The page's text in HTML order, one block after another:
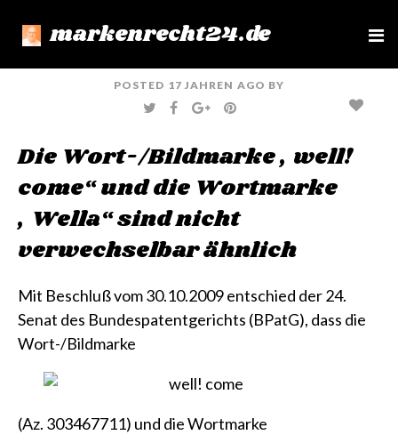
markenrecht24.de
e
POSTED 17 JAHREN AGO BY
T
W
T
E
F
A
B
O
K
G
O
L
E
P
I
R
T
Die Wort-/Bildmarke „well!
come“ und die Wortmarke
„Wella“ sind nicht
verwechselbar ähnlich
Mit Beschluß vom 30.10.2009 entschied der 24.
Senat des Bundespatentgerichts (BPatG), dass die
Wort-/Bildmarke
(Az. 303467711) und die Wortmarke